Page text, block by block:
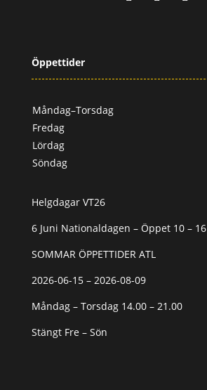
Öppettider
Måndag–Torsdag
Fredag
Lördag
Söndag
Helgdagar VT26
6 Juni Nationaldagen – Öppet 10 – 16
SOMMAR ÖPPETTIDER ATL
2026-06-15 – 2026-08-09
Måndag – Torsdag 14.00 – 21.00
Stängt Fre – Sön